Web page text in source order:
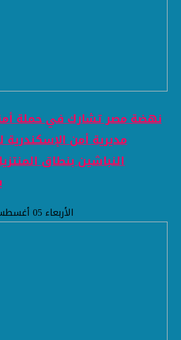
نهضة مصر تشارك في حملة
مديرية أمن
النباشين بنطاق
الأربعاء 05 أغسطس 2026 09:32 مساءً